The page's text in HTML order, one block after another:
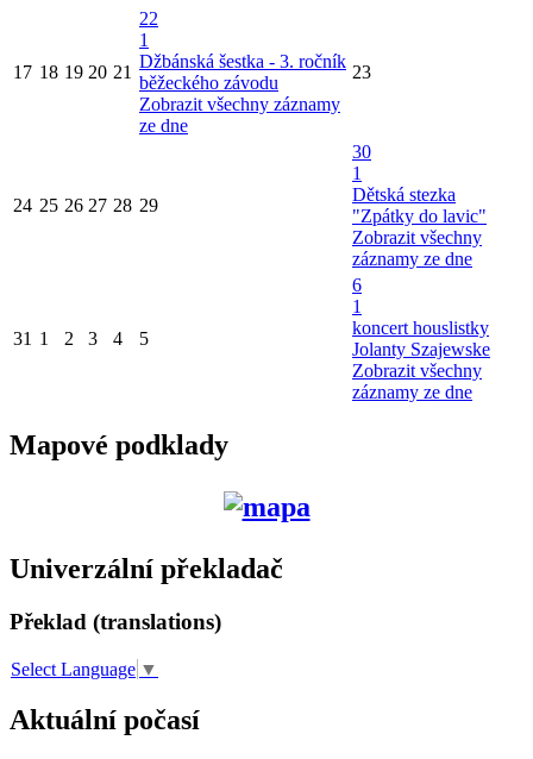
17 18 19 20 21
22
1
Džbánská šestka - 3. ročník
běžeckého závodu
Zobrazit všechny záznamy
ze dne
23
24 25 26 27 28 29
30
1
Dětská stezka
"Zpátky do lavic"
Zobrazit všechny
záznamy ze dne
31 1 2 3 4 5
6
1
koncert houslistky
Jolanty Szajewske
Zobrazit všechny
záznamy ze dne
Mapové podklady
Univerzální překladač
Překlad (translations)
Select Language ▼
Aktuální počasí